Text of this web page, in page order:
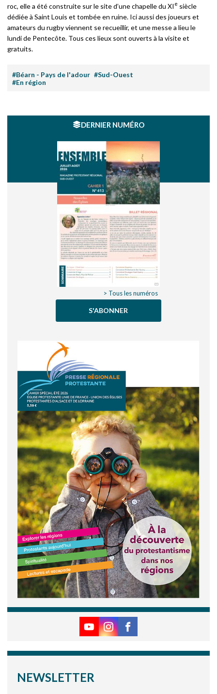
roc, elle a été construite sur le site d’une chapelle du XI e siècle
dédiée à Saint Louis et tombée en ruine. Ici aussi des joueurs et
amateurs du rugby viennent se recueillir, et une messe a lieu le
lundi de Pentecôte. Tous ces lieux sont ouverts à la visite et
gratuits.
#Béarn - Pays de l'adour #Sud-Ouest
#En région
DERNIER NUMÉRO
> Tous les numéros
S'ABONNER
NEWSLETTER